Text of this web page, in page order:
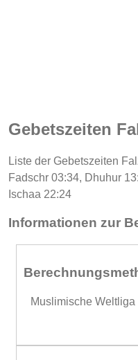
Gebetszeiten
Liste der Gebetszeiten
Fadschr 03:34, Dhuhur
Ischaa 22:24
Informationen zur
Muslimische Weltliga